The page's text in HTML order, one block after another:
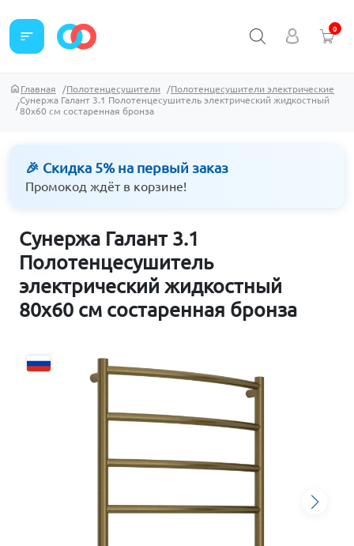
sort 0
Главная Полотенцесушители
Полотенцесушители электрические
Сунержа Галант 3.1 Полотенцесушитель электрический жидкостный
80х60 см состаренная бронза
🎉 Скидка 5% на первый заказ
Промокод ждёт в корзине!
Сунержа Галант 3.1
Полотенцесушитель
электрический жидкостный
80х60 см состаренная бронза